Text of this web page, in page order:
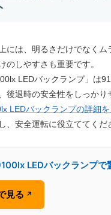
には、明るさだけでなくム
のしやすさも重要です。
LEDバックランプ」は
後退時の安全性をしっかり
LEDバックランプの詳細を
、安全運転に役立ててくだ
LEDバックランプで
見る ↗